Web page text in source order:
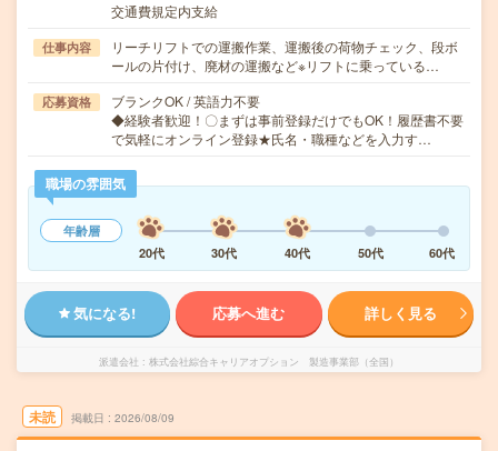
交通費規定内支給
仕事内容
リーチリフトでの運搬作業、運搬後の荷物チェック、段ボ
ールの片付け、廃材の運搬など※リフトに乗っている…
応募資格
ブランクOK / 英語力不要
◆経験者歓迎！〇まずは事前登録だけでもOK！履歴書不要
で気軽にオンライン登録★氏名・職種などを入力す…
職場の雰囲気
年齢層
20代
30代 40代 50代 60代
気になる! 応募へ進む 詳しく見る
派遣会社 株式会社綜合キャリアオプション 製造事業部（全国）
未読 掲載日 2026/08/09